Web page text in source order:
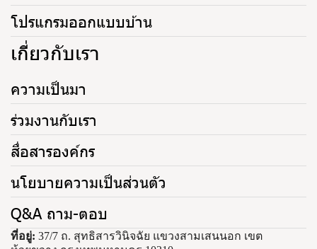
โปรแกรมออกแบบบ้าน
เกี่ยวกับเรา
ความเป็นมา
ร่วมงานกับเรา
สื่อสารองค์กร
นโยบายความเป็นส่วนตัว
Q&A ถาม-ตอบ
ที่อยู่: 37/7 ถ. สุทธิสารวินิจฉัย แขวงสามเสนนอก เขต